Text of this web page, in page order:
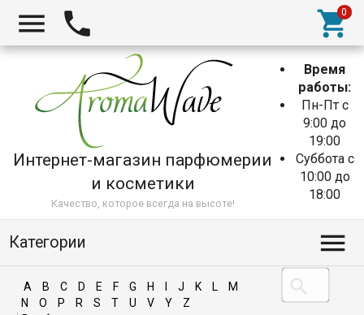
Интернет-магазин парфюмерии
и косметики
Качество, которое всегда на высоте!
Время
работы:
Пн-Пт с
9:00 до
19:00
Суббота с
10:00 до
18:00
Категории
A B C D E F G H J K L
M
N
O P R S T U V Y Z